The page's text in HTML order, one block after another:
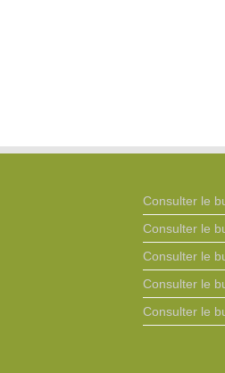
Consulter le
Consulter le
Consulter le
Consulter le
Consulter le